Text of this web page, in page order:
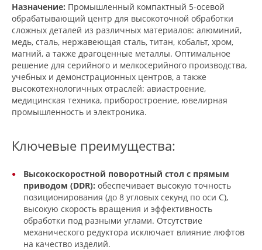
Назначение: Промышленный компактный 5-осевой
обрабатывающий центр для высокоточной обработки
сложных деталей из различных материалов: алюминий,
медь, сталь, нержавеющая сталь, титан, кобальт, хром,
магний, а также драгоценные металлы. Оптимальное
решение для серийного и мелкосерийного производства,
учебных и демонстрационных центров, а также
высокотехнологичных отраслей: авиастроение,
медицинская техника, приборостроение, ювелирная
промышленность и электроника.
Ключевые преимущества:
Высокоскоростной поворотный стол с прямым
приводом (DDR): обеспечивает высокую точность
позиционирования (до 8 угловых секунд по оси С),
высокую скорость вращения и эффективность
обработки под разными углами. Отсутствие
механического редуктора исключает влияние люфтов
на качество изделий.